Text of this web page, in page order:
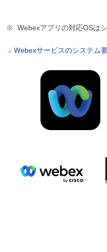
Webexアプリの対応OSは
Webexサービスのシステム